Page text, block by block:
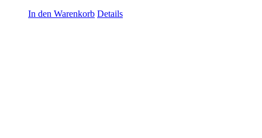
In den Warenkorb Details